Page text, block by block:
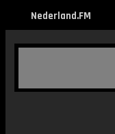
Nederland.FM